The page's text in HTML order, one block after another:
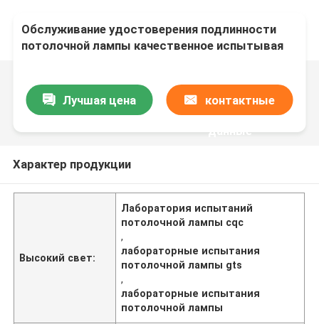
Обслуживание удостоверения подлинности
потолочной лампы качественное испытывая
Лучшая цена
контактные
данные
Характер продукции
Высокий свет:
Лаборатория испытаний
потолочной лампы cqc
,
лабораторные испытания
потолочной лампы gts
,
лабораторные испытания
потолочной лампы